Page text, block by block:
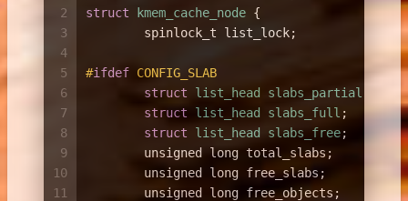
2
3
4
5
6
7
8
9
10
11
struct
kmem_cache_node {
spinlock_t list_lock;
#ifdef CONFIG_SLAB
struct
list_head slabs_partial
/*
struct
list_head slabs_full ;
struct
list_head slabs_free;
unsigned
long
unsigned
long
unsigned
long free_objects;